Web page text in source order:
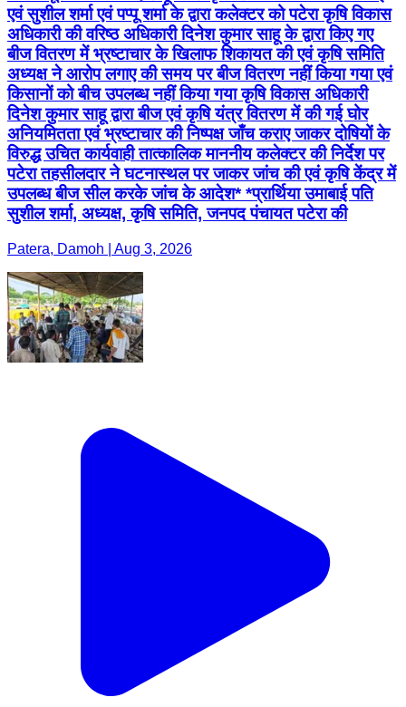
एवं सुशील शर्मा एवं पप्पू शर्मा के द्वारा कलेक्टर को पटेरा कृषि विकास
अधिकारी की वरिष्ठ अधिकारी दिनेश कुमार साहू के द्वारा किए गए
बीज वितरण में भ्रष्टाचार के खिलाफ शिकायत की एवं कृषि समिति
अध्यक्ष ने आरोप लगाए की समय पर बीज वितरण नहीं किया गया एवं
किसानों को बीच उपलब्ध नहीं किया गया कृषि विकास अधिकारी
दिनेश कुमार साहू द्वारा बीज एवं कृषि यंत्र वितरण में की गई घोर
अनियमितता एवं भ्रष्टाचार की निष्पक्ष जाँच कराए जाकर दोषियों के
विरुद्ध उचित कार्यवाही तात्कालिक माननीय कलेक्टर की निर्देश पर
पटेरा तहसीलदार ने घटनास्थल पर जाकर जांच की एवं कृषि केंद्र में
उपलब्ध बीज सील करके जांच के आदेश* *प्रार्थिया उमाबाई पति
सुशील शर्मा, अध्यक्ष, कृषि समिति, जनपद पंचायत पटेरा की
Patera, Damoh | Aug 3, 2026